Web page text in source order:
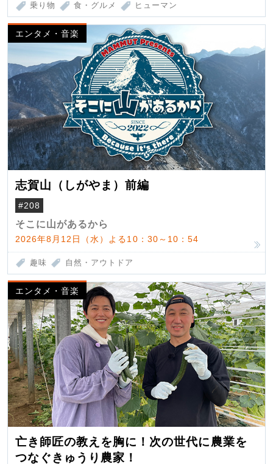
乗り物 食・グルメ ヒューマン
エンタメ・音楽
志賀山（しがやま）前編
#208
そこに山があるから
2026年8月12日（水）よる10：30～10：54
趣味 自然・アウトドア
エンタメ・音楽
亡き師匠の教えを胸に！次の世代に農業を
つなぐきゅうり農家！